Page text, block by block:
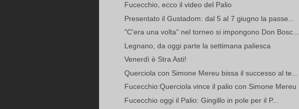
Fucecchio, ecco il video del Palio
Presentato il Gustadom: dal 5 al 7 giugno la passe...
"C'era una volta" nel torneo si impongono Don Bosc...
Legnano, da oggi parte la settimana paliesca
Venerdì è Stra Asti!
Querciola con Simone Mereu bissa il successo al te...
Fucecchio:Querciola vince il palio con Simone Mereu
Fucecchio oggi il Palio: Gingillo in pole per il P...